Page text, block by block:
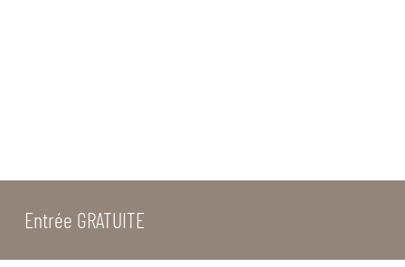
Entrée GRATUITE